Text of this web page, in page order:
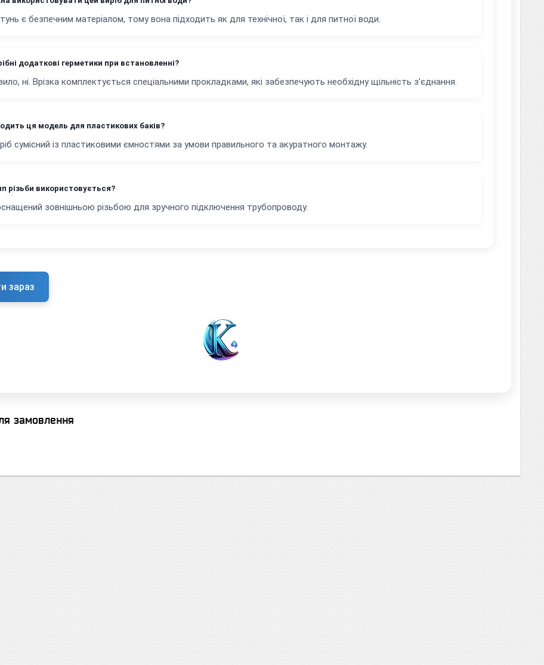
є безпечним матеріалом, тому вона підходить як для технічної, так і для питної води.
додаткові герметики при встановленні?
ні. Врізка комплектується спеціальними прокладками, які забезпечують необхідну щільність з'єднання.
ця модель для пластикових баків?
сумісний із пластиковими ємностями за умови правильного та акуратного монтажу.
різьби використовується?
зовнішньою різьбою для зручного підключення трубопроводу.
зараз
замовлення